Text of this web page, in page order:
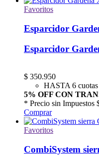
Favoritos
Esparcidor
Esparcidor
$ 350.950
HASTA 6 cuotas
5% OFF CON
* Precio sin Impuestos
Comprar
Favoritos
CombiSystem